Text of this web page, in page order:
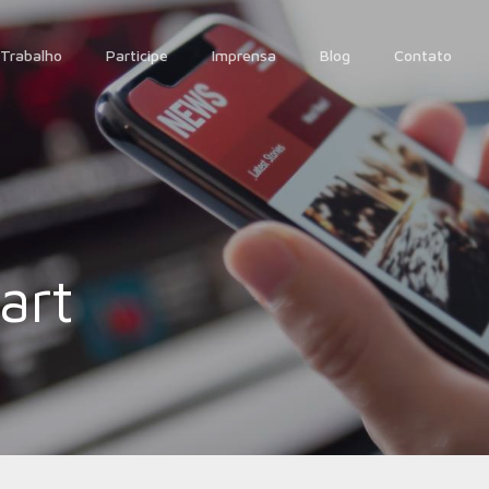
Participe Imprensa Blog Contato